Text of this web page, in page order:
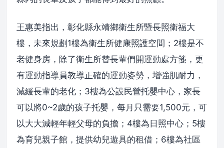
王惠美指出，彰化縣永靖鄉衛生所暨長照衛福大
樓，未來規劃1樓為衛生所健康照護空間；2樓是不
老健身房，除了衛生所替長輩們開運動處方箋，更
有運動指導員教導正確的運動姿勢，增強肌耐力，
減緩長輩的老化；3樓為公設民營托嬰中心，家長
可以將0~2歲的孩子托嬰，每月只需要1,500元，可
以大大減輕年輕父母的負擔；4樓為日照中心；5樓
為育兒親子館，提供幼兒遊具的租借；6樓為社區